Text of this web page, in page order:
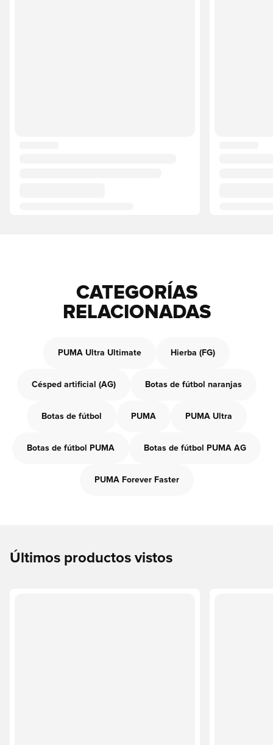
CATEGORÍAS
RELACIONADAS
PUMA Ultra Ultimate Hierba (FG)
Césped artificial (AG) Botas de fútbol naranjas
Botas de fútbol PUMA PUMA Ultra
Botas de fútbol PUMA Botas de fútbol PUMA AG
PUMA Forever Faster
Últimos productos vistos